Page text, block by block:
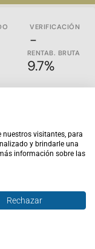
VERIFICACIÓN
-
RENTAB. BRUTA
9.7%
Barcelona. Es
2 habitaciones y
nº1 en España.
inmuebles en
publicados
al día de pago. Si
visitantes, para
y brindarle una
información sobre las
Rechazar